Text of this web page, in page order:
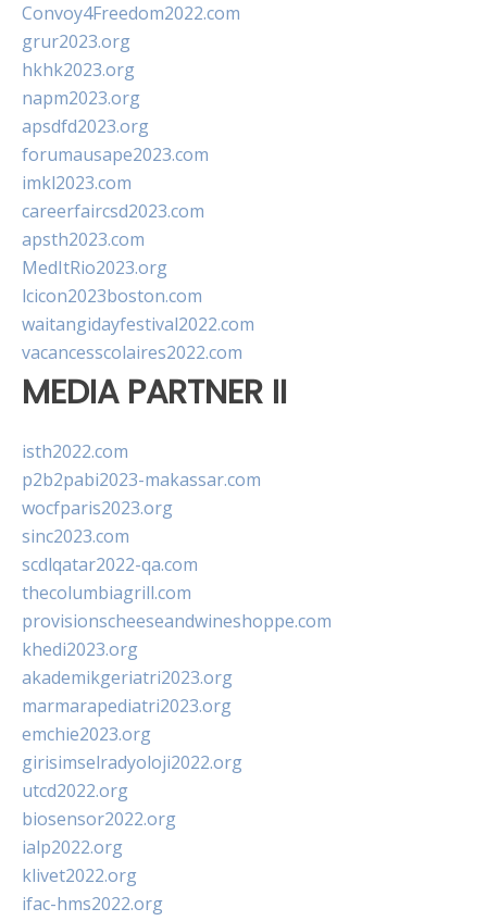
Convoy4Freedom2022.com
grur2023.org
hkhk2023.org
napm2023.org
apsdfd2023.org
forumausape2023.com
imkl2023.com
careerfaircsd2023.com
apsth2023.com
MedItRio2023.org
lcicon2023boston.com
waitangidayfestival2022.com
vacancesscolaires2022.com
MEDIA PARTNER II
isth2022.com
p2b2pabi2023-makassar.com
wocfparis2023.org
sinc2023.com
scdlqatar2022-qa.com
thecolumbiagrill.com
provisionscheeseandwineshoppe.com
khedi2023.org
akademikgeriatri2023.org
marmarapediatri2023.org
emchie2023.org
girisimselradyoloji2022.org
utcd2022.org
biosensor2022.org
ialp2022.org
klivet2022.org
ifac-hms2022.org